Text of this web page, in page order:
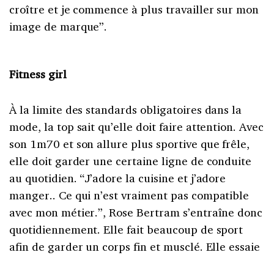
croître et je commence à plus travailler sur mon
image de marque”.
Fitness girl
À la limite des standards obligatoires dans la
mode, la top sait qu’elle doit faire attention. Avec
son 1m70 et son allure plus sportive que frêle,
elle doit garder une certaine ligne de conduite
au quotidien. “J’adore la cuisine et j’adore
manger.. Ce qui n’est vraiment pas compatible
avec mon métier.”, Rose Bertram s’entraîne donc
quotidiennement. Elle fait beaucoup de sport
afin de garder un corps fin et musclé. Elle essaie